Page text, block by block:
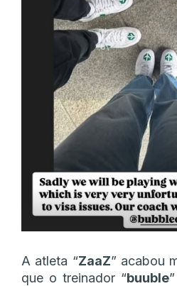
A atleta “ZaaZ” acabou
que o treinador “buuble